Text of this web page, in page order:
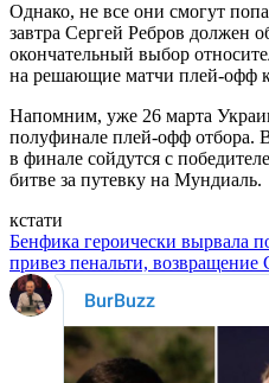
Однако, не все они смогут
завтра Сергей Ребров должен
окончательный выбор
на решающие матчи плей-офф
Напомним, уже 26 марта
полуфинале плей-офф отбора.
в финале сойдутся с
битве за путевку на Мундиаль.
кстати
Бенфика героически вырвала
привез пенальти, возвращение